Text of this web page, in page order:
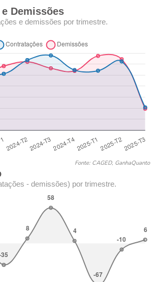
Demissões
e demissões por trimestre.
Fonte: CAGED, GanhaQuanto
- demissões) por trimestre.